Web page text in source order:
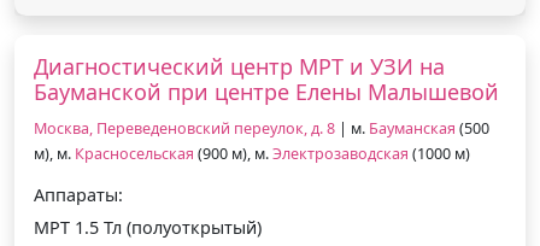
Диагностический центр МРТ и УЗИ на
Бауманской при центре Елены Малышевой
Москва, Переведеновский переулок, д. 8 | м. Бауманская (500
м), м. Красносельская (900 м), м.Электрозаводская (1000 м)
Аппараты:
МРТ 1.5 Тл (полуоткрытый)